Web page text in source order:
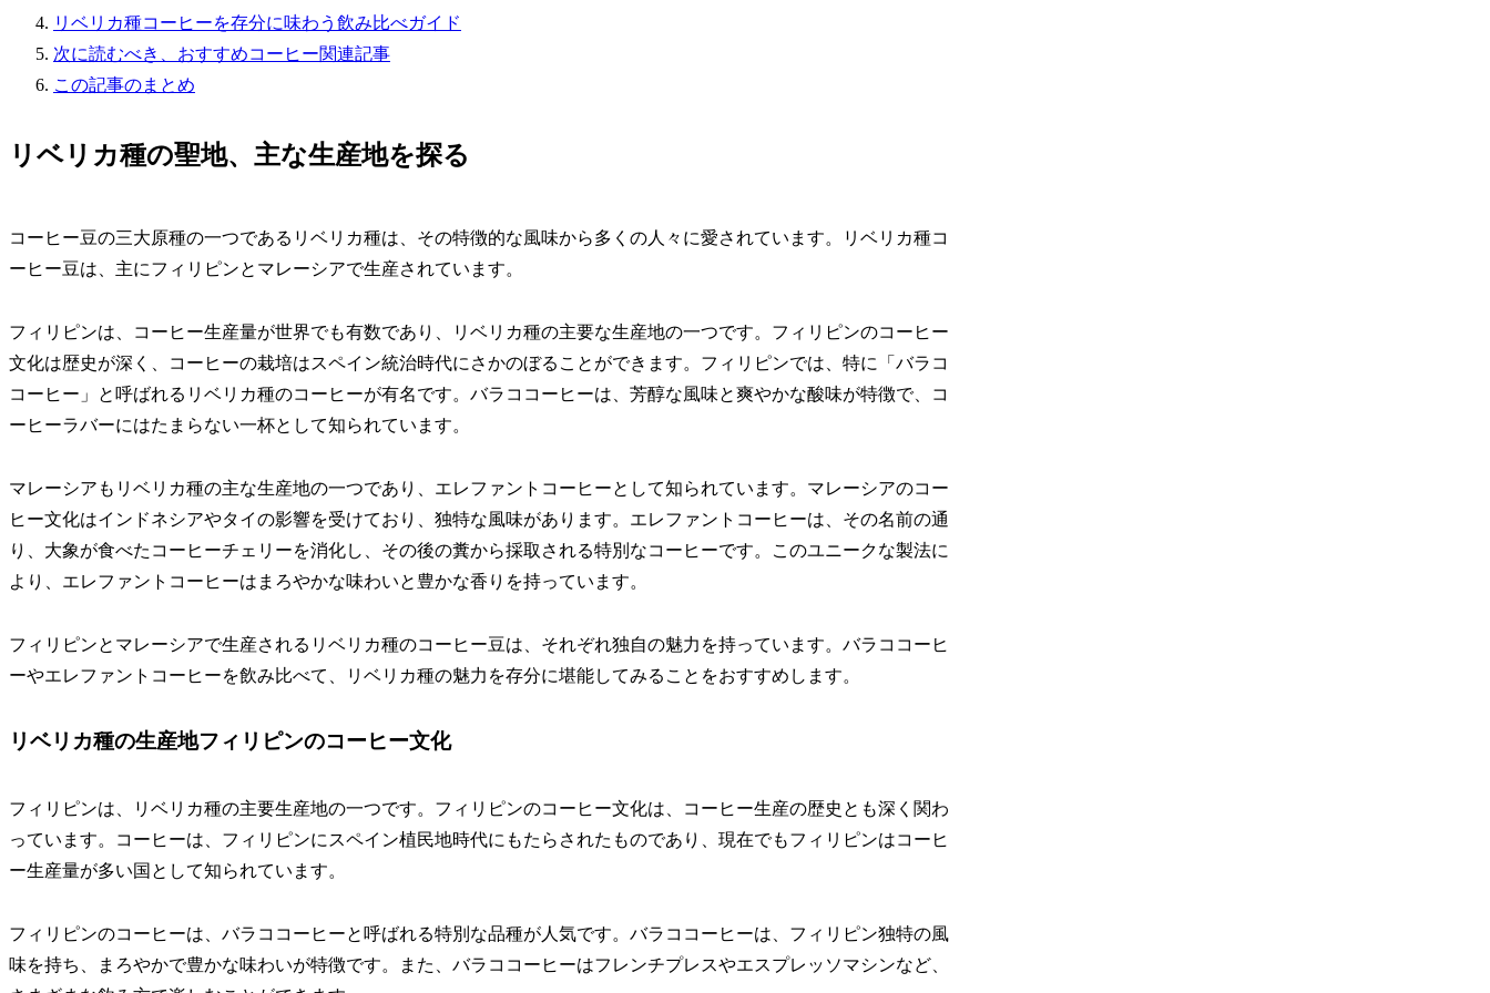
リベリカ種コーヒーを存分に味わう飲み比べガイド
次に読むべき、おすすめコーヒー関連記事
この記事のまとめ
リベリカ種の聖地、主な生産地を探る
コーヒー豆の三大原種の一つであるリベリカ種は、その特徴的な風味から多くの人々に愛されています。リベリカ種コ
ーヒー豆は、主にフィリピンとマレーシアで生産されています。
フィリピンは、コーヒー生産量が世界でも有数であり、リベリカ種の主要な生産地の一つです。フィリピンのコーヒー
文化は歴史が深く、コーヒーの栽培はスペイン統治時代にさかのぼることができます。フィリピンでは、特に「バラコ
コーヒー」と呼ばれるリベリカ種のコーヒーが有名です。バラココーヒーは、芳醇な風味と爽やかな酸味が特徴で、コ
ーヒーラバーにはたまらない一杯として知られています。
マレーシアもリベリカ種の主な生産地の一つであり、エレファントコーヒーとして知られています。マレーシアのコー
ヒー文化はインドネシアやタイの影響を受けており、独特な風味があります。エレファントコーヒーは、その名前の通
り、大象が食べたコーヒーチェリーを消化し、その後の糞から採取される特別なコーヒーです。このユニークな製法に
より、エレファントコーヒーはまろやかな味わいと豊かな香りを持っています。
フィリピンとマレーシアで生産されるリベリカ種のコーヒー豆は、それぞれ独自の魅力を持っています。バラココーヒ
ーやエレファントコーヒーを飲み比べて、リベリカ種の魅力を存分に堪能してみることをおすすめします。
リベリカ種の生産地フィリピンのコーヒー文化
フィリピンは、リベリカ種の主要生産地の一つです。フィリピンのコーヒー文化は、コーヒー生産の歴史とも深く関わ
っています。コーヒーは、フィリピンにスペイン植民地時代にもたらされたものであり、現在でもフィリピンはコーヒ
ー生産量が多い国として知られています。
フィリピンのコーヒーは、バラココーヒーと呼ばれる特別な品種が人気です。バラココーヒーは、フィリピン独特の風
味を持ち、まろやかで豊かな味わいが特徴です。また、バラココーヒーはフレンチプレスやエスプレッソマシンなど、